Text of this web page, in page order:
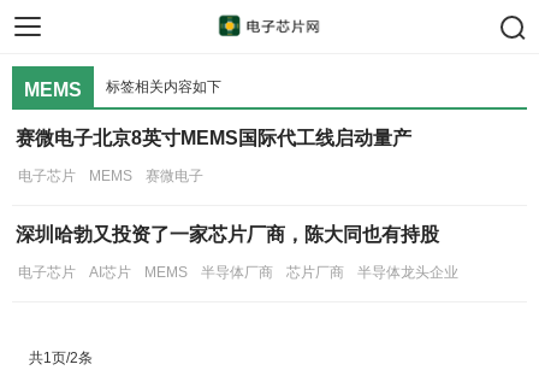
MEMS 标签相关内容如下
赛微电子北京8英寸MEMS国际代工线启动量产
电子芯片 MEMS 赛微电子
深圳哈勃又投资了一家芯片厂商，陈大同也有持股
电子芯片 AI芯片 MEMS 半导体厂商 芯片厂商 半导体龙头企业
共1页/2条